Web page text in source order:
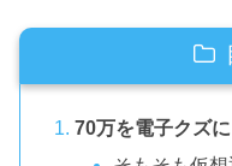
70万を電子クズ